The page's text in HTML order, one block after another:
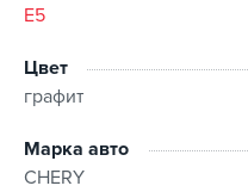
E5
Цвет
графит
Марка авто
CHERY